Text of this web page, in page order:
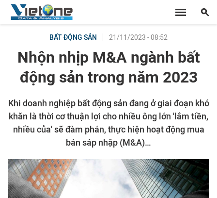
BẤT ĐỘNG SẢN 21/11/2023 - 08:52
Nhộn nhịp M&A ngành bất
động sản trong năm 2023
Khi doanh nghiệp bất động sản đang ở giai đoạn khó
khăn là thời cơ thuận lợi cho nhiều ông lớn 'lắm tiền,
nhiều của' sẽ đàm phán, thực hiện hoạt động mua
bán sáp nhập (M&A)…